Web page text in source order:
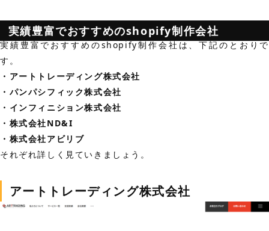
実績豊富でおすすめのshopify制作会社
実績豊富でおすすめのshopify制作会社は、下記のとおりで
す。
・アートトレーディング株式会社
・パンパシフィック株式会社
・インフィニション株式会社
・株式会社ND&I
・株式会社アビリブ
それぞれ詳しく見ていきましょう。
アートトレーディング株式会社